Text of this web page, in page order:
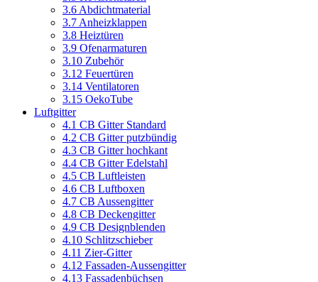
3.6 Abdichtmaterial
3.7 Anheizklappen
3.8 Heiztüren
3.9 Ofenarmaturen
3.10 Zubehör
3.12 Feuertüren
3.14 Ventilatoren
3.15 OekoTube
Luftgitter
4.1 CB Gitter Standard
4.2 CB Gitter putzbündig
4.3 CB Gitter hochkant
4.4 CB Gitter Edelstahl
4.5 CB Luftleisten
4.6 CB Luftboxen
4.7 CB Aussengitter
4.8 CB Deckengitter
4.9 CB Designblenden
4.10 Schlitzschieber
4.11 Zier-Gitter
4.12 Fassaden-Aussengitter
4.13 Fassadenbüchsen